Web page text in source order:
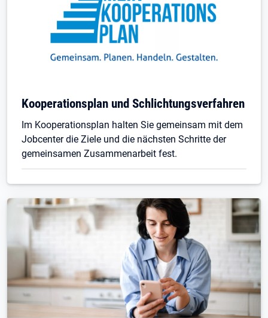
Kooperationsplan und Schlichtungsverfahren
Im Kooperationsplan halten Sie gemeinsam mit dem
Jobcenter die Ziele und die nächsten Schritte der
gemeinsamen Zusammenarbeit fest.